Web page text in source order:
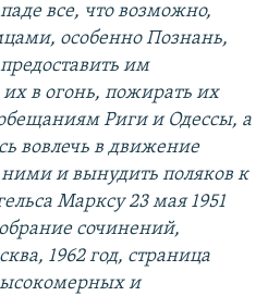
все, что возможно,
особенно Познань,
им
в огонь, пожирать их
Риги и Одессы, а
вовлечь в движение
ними и вынудить поляков к
Марксу 23 мая 1951
сочинений,
1962 год, страница
и